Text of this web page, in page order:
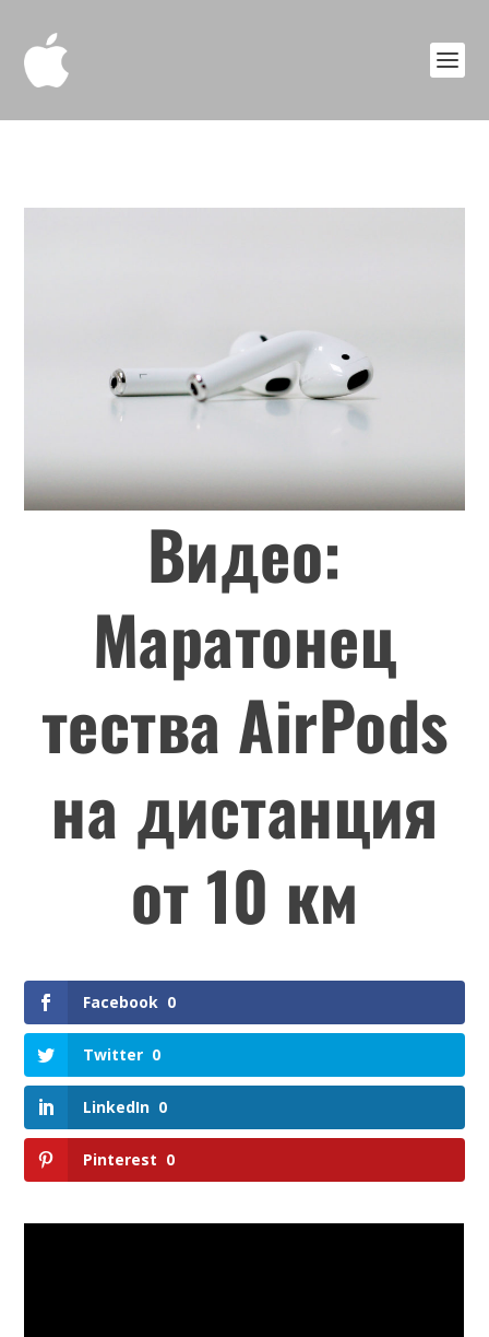
Видео:
Маратонец
тества AirPods
на дистанция
от 10 км
Facebook 0
Twitter 0
LinkedIn 0
Pinterest 0